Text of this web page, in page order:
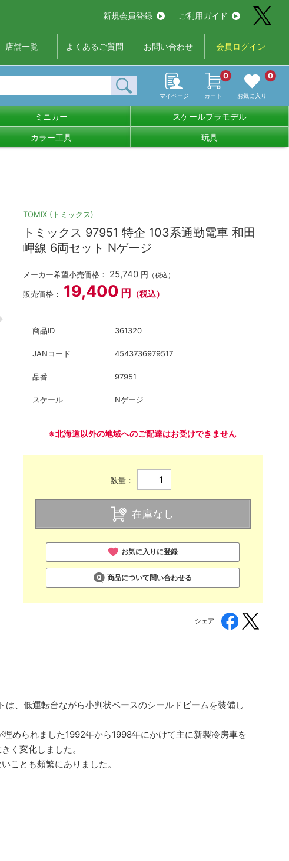
新規会員登録 ご利用ガイド
店舗一覧 よくあるご質問 お問い合わせ 会員ログイン
マイページ カート
0
お気に入り
0
ミニカー スケールプラモデル
カラー工具 玩具
TOMIX (トミックス)
トミックス 97951 特企 103系通勤電車 和田
岬線 6両セット Nゲージ
メーカー希望小売価格： 25,740 円 （税込）
販売価格： 19,400 円 （税込）
商品ID 361320
JANコード 4543736979517
品番 97951
スケール Nゲージ
※北海道以外の地域へのご配達はお受けできません
数量：
在庫なし
お気に入りに登録
商品について問い合わせる
シェア
、低運転台ながら小判状ベースのシールドビームを装備し
められました1992年から1998年にかけて主に新製冷房車を
く変化しました。
ことも頻繁にありました。